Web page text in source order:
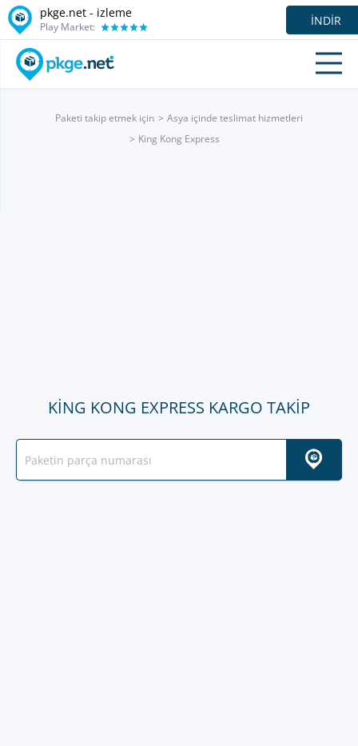
pkge.net - izleme
Play Market: İNDIR
Paketi takip etmek için
Asya içinde teslimat hizmetleri
King Kong Express
KING KONG EXPRESS KARGO TAKIP